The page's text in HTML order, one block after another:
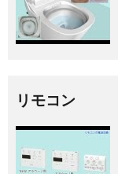
リモコン